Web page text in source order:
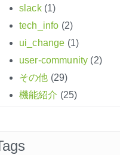
slack(1)
tech_info (2)
ui_change (1)
user-community (2)
その他 (29)
機能紹介 (25)